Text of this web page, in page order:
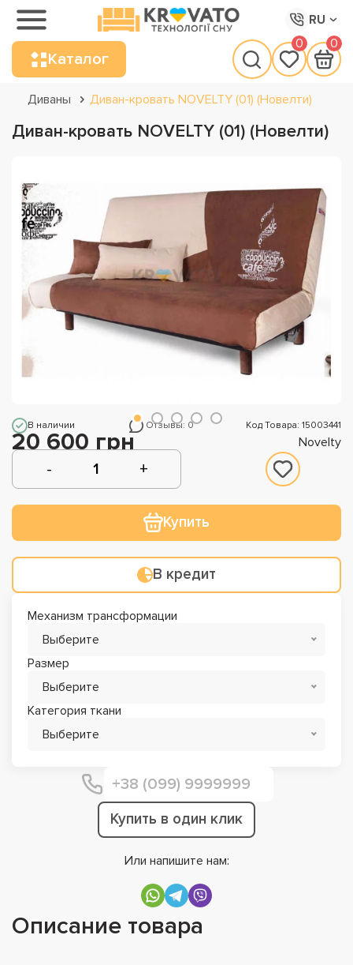
RU
Каталог
0 0
Диваны Диван-кровать NOVELTY (01) (Новелти)
Диван-кровать NOVELTY (01) (Новелти)
В наличии Отзывы: 0 Код Товара: 15003441
20 600 грн Novelty
Купить
В кредит
Механизм трансформации
Выберите
Размер
Выберите
Категория ткани
Выберите
Купить в один клик
Или напишите нам:
Описание товара